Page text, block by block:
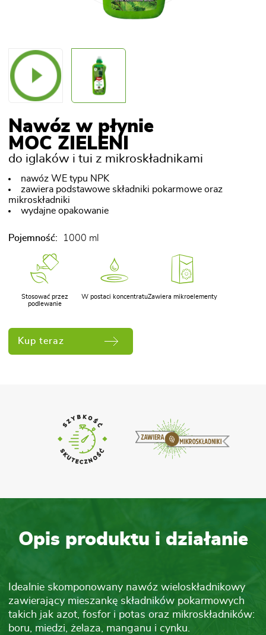
Nawóz w płynie
MOC ZIELENI
do iglaków i tui z mikroskładnikami
nawóz WE typu NPK
zawiera podstawowe składniki pokarmowe oraz
mikroskładniki
wydajne opakowanie
Pojemność: 1000 ml
Stosować przez
podlewanie
W postaci koncentratuZawiera mikroelementy
Kup teraz
Opis produktu i działanie
Idealnie skomponowany nawóz wieloskładnikowy
zawierający mieszankę składników pokarmowych
takich jak azot, fosfor i potas oraz mikroskładników:
boru, miedzi, żelaza, manganu i cynku.